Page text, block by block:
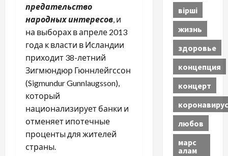
предательство
народных интересов, и
на выборах в апреле 2013
года к власти в Исландии
приходит 38-летний
Зигмюндюр Гюннлейгссон
(Sigmundur Gunnlaugsson),
который
национализирует банки и
отменяет ипотечные
проценты для жителей
страны.
вірші
жизнь
здоровье
концепция
концерт
коронавирус
любов
марс
алам